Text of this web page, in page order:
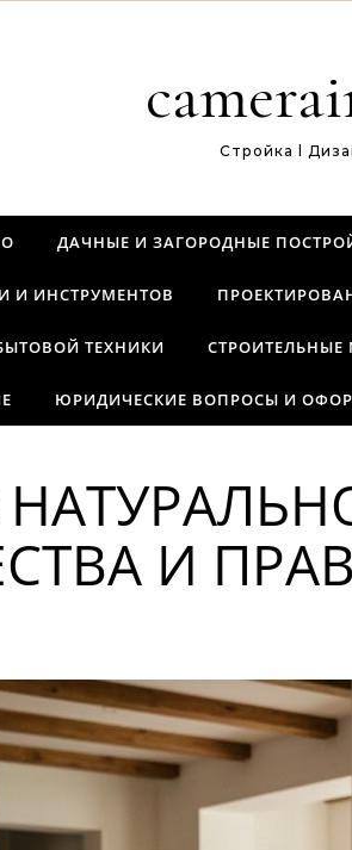
Стройка l
ДАЧНЫЕ И ЗАГОРОДНЫЕ
И ИНСТРУМЕНТОВ
ТЕХНИКИ
ЮРИДИЧЕСКИЕ ВОПРОСЫ И
И